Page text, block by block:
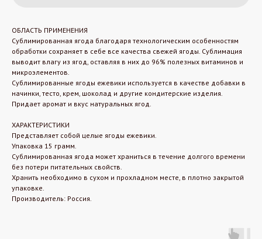
ОБЛАСТЬ ПРИМЕНЕНИЯ
Сублимированная ягода благодаря технологическим особенностям
обработки сохраняет в себе все качества свежей ягоды. Сублимация
выводит влагу из ягод, оставляя в них до 96% полезных витаминов и
микроэлементов.
Сублимированные ягоды ежевики используется в качестве добавки в
начинки, тесто, крем, шоколад и другие кондитерские изделия.
Придает аромат и вкус натуральных ягод.
ХАРАКТЕРИСТИКИ
Представляет собой целые ягоды ежевики.
Упаковка 15 грамм.
Сублимированная ягода может храниться в течение долгого времени
без потери питательных свойств.
Хранить необходимо в сухом и прохладном месте, в плотно закрытой
упаковке.
Производитель: Россия.